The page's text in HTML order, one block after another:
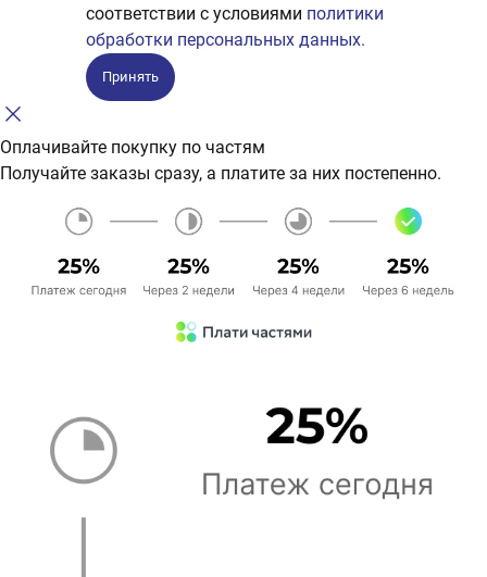
соответствии с условиями политики
обработки персональных данных.
Принять
Оплачивайте покупку по частям
Получайте заказы сразу, а платите за них постепенно.